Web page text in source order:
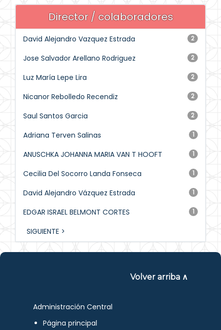
Director / colaboradores
2
David Alejandro Vazquez Estrada
2
Jose Salvador Arellano Rodriguez
2
Luz María Lepe Lira
2
Nicanor Rebolledo Recendiz
2
Saul Santos Garcia
1
Adriana Terven Salinas
1
ANUSCHKA JOHANNA MARIA VAN T HOOFT
1
Cecilia Del Socorro Landa Fonseca
1
David Alejandro Vázquez Estrada
1
EDGAR ISRAEL BELMONT CORTES
SIGUIENTE >
Volver arriba ∧
Administración Central
Página principal